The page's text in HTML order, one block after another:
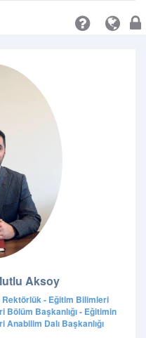
Aksoy
- Eğitim Bilimleri
Bölüm Başkanlığı - Eğitimin
Dalı Başkanlığı